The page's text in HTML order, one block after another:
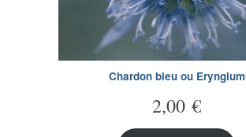
Chardon bleu ou Eryngium
2,00 €